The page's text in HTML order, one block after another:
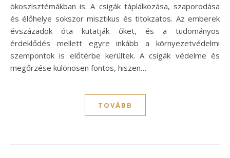
ökoszisztémákban is. A csigák táplálkozása, szaporodása
és élőhelye sokszor misztikus és titokzatos. Az emberek
évszázadok óta kutatják őket, és a tudományos
érdeklődés mellett egyre inkább a környezetvédelmi
szempontok is előtérbe kerültek. A csigák védelme és
megőrzése különösen fontos, hiszen…
TOVÁBB